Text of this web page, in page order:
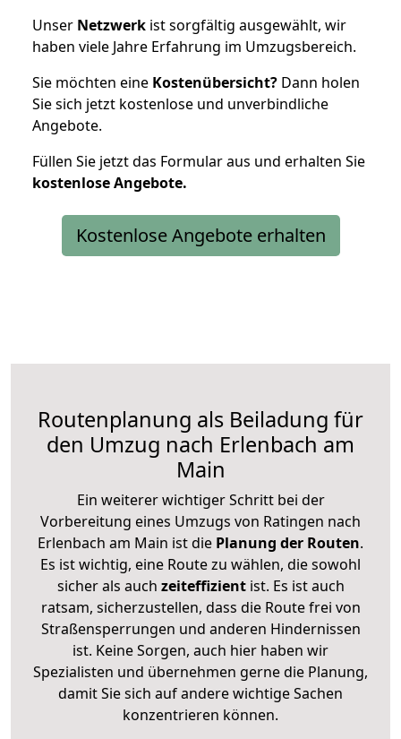
Unser Netzwerk ist sorgfältig ausgewählt, wir
haben viele Jahre Erfahrung im Umzugsbereich.
Sie möchten eine Kostenübersicht? Dann holen
Sie sich jetzt kostenlose und unverbindliche
Angebote.
Füllen Sie jetzt das Formular aus und erhalten Sie
kostenloseAngebote.
Kostenlose Angebote erhalten
Routenplanung als Beiladung für
den Umzug nach Erlenbach am
Main
Ein weiterer wichtiger Schritt bei der
Vorbereitung eines Umzugs von Ratingen nach
Erlenbach am Main ist die Planung der Routen.
Es ist wichtig, eine Route zu wählen, die sowohl
sicher als auch zeiteffizientist. Es ist auch
ratsam, sicherzustellen, dass die Route frei von
Straßensperrungen und anderen Hindernissen
ist. Keine Sorgen, auch hier haben wir
Spezialisten und übernehmen gerne die Planung,
damit Sie sich auf andere wichtige Sachen
konzentrieren können.